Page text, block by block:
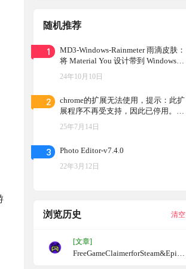
随机推荐
1
MD3-Windows-Rainmeter 雨滴皮肤：
将 Material You 设计带到 Windows
桌面，根据壁纸自动选择颜色，让你
的桌面焕然一新
24年10月10日
2
chrome的扩展无法使用，提示：此扩
展程序不再受支持，因此已停用。如
何继续启用”旧版”扩展
25年7月14日
3 Photo Editor-v7.4.0
22年3月12日
浏览历史 清空
[文章]
FreeGameClaimerforSteam&Epic